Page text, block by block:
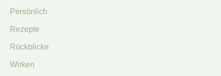
Persönlich
Rezepte
Rückblicke
Wirken